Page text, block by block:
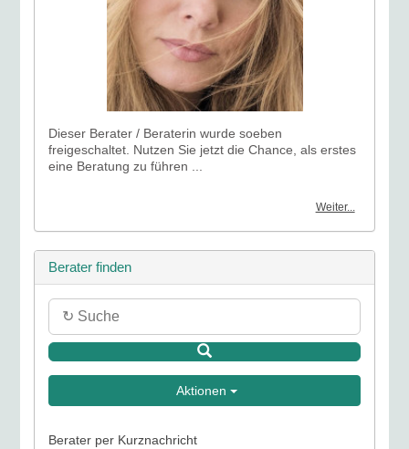
Dieser Berater / Beraterin wurde soeben
freigeschaltet. Nutzen Sie jetzt die Chance, als erstes
eine Beratung zu führen ...
Weiter...
Berater finden
Aktionen
Berater per Kurznachricht